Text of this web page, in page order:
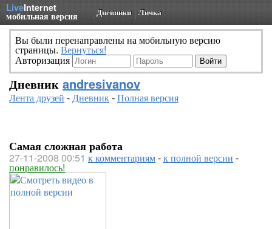
LiveInternet
мобильная версия Дневники Личка
Вы были перенаправлены на мобильную версию
страницы. Вернуться!
Авторизация
Дневник andresivanov
Лента друзей -Дневник-Полная версия
Самая сложная работа
27-11-2008 00:51 к комментариям-к полной версии -
понравилось!